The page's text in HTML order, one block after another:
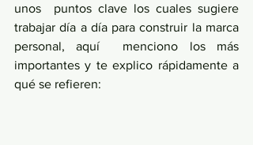
unos  puntos clave los cuales sugiere
trabajar día a día para construir la marca
personal, aquí  menciono los más
importantes y te explico rápidamente a
qué se refieren: